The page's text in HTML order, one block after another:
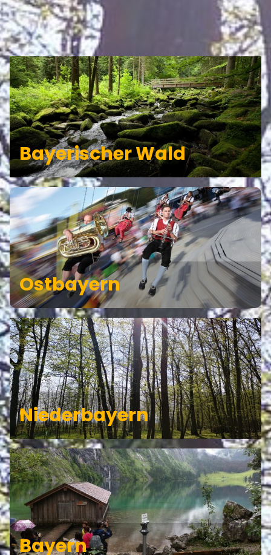
NEUREICHENAU GEHÖRT ZU DEN
REGIONEN
Bayerischer Wald
Ostbayern
Niederbayern
Bayern